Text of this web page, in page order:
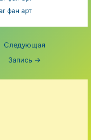
Следующая
Запись →